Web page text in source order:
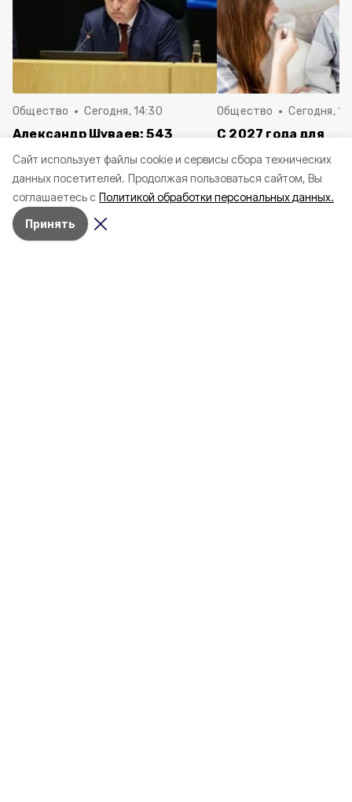
Cайт использует файлы cookie и сервисы сбора технических
данных посетителей. Продолжая пользоваться сайтом, Вы
соглашаетесь с Политикой обработки персональных данных.
Принять
Общество Сегодня, 14:30
Александр Шуваев: 543
выплаты за повреждённые от
атак ВСУ машины
Общество Сегодня,
С 2027 года для
пожилыми и
белгородцев
порядок учёта ста